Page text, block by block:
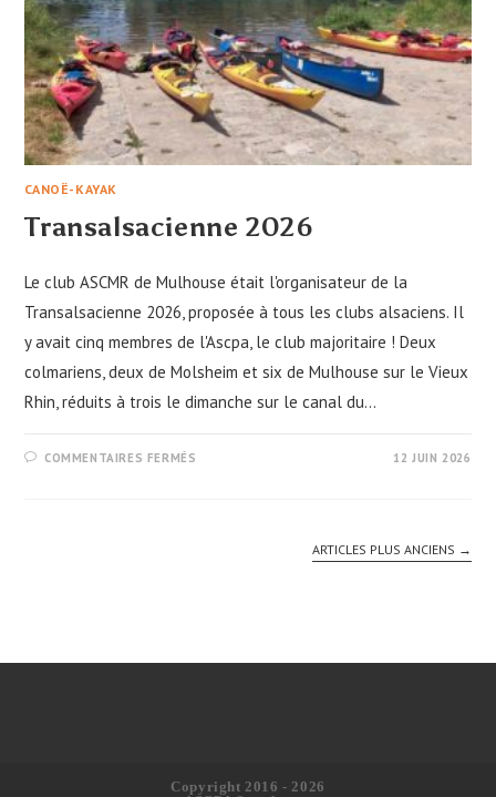
CANOË-KAYAK
Transalsacienne 2026
Le club ASCMR de Mulhouse était l'organisateur de la
Transalsacienne 2026, proposée à tous les clubs alsaciens. Il
y avait cinq membres de l'Ascpa, le club majoritaire ! Deux
colmariens, deux de Molsheim et six de Mulhouse sur le Vieux
Rhin, réduits à trois le dimanche sur le canal du…
COMMENTAIRES FERMÉS 12 JUIN 2026
ARTICLES PLUS ANCIENS →
Copyright 2016 - 2026